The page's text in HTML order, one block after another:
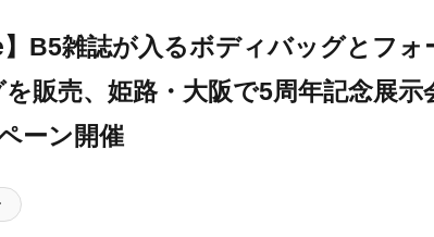
】B5雑誌が入るボディバッグとフォ
販売、姫路・大阪で5周年記念展示
ーン開催